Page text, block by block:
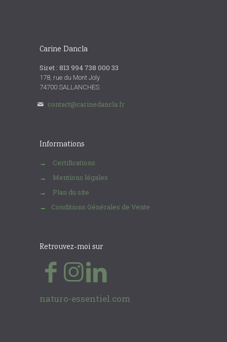
Carine Dancla
Siret : 813 994 738 000 33
178, rue du Mont Joly
74700 SALLANCHES
contact@carinedancla.fr
Informations
→ Certifications
→ Mentions légales
→ Plan du site
→ Conditions Générales de Vente
Retrouvez-moi sur
naturo-essentiel.com